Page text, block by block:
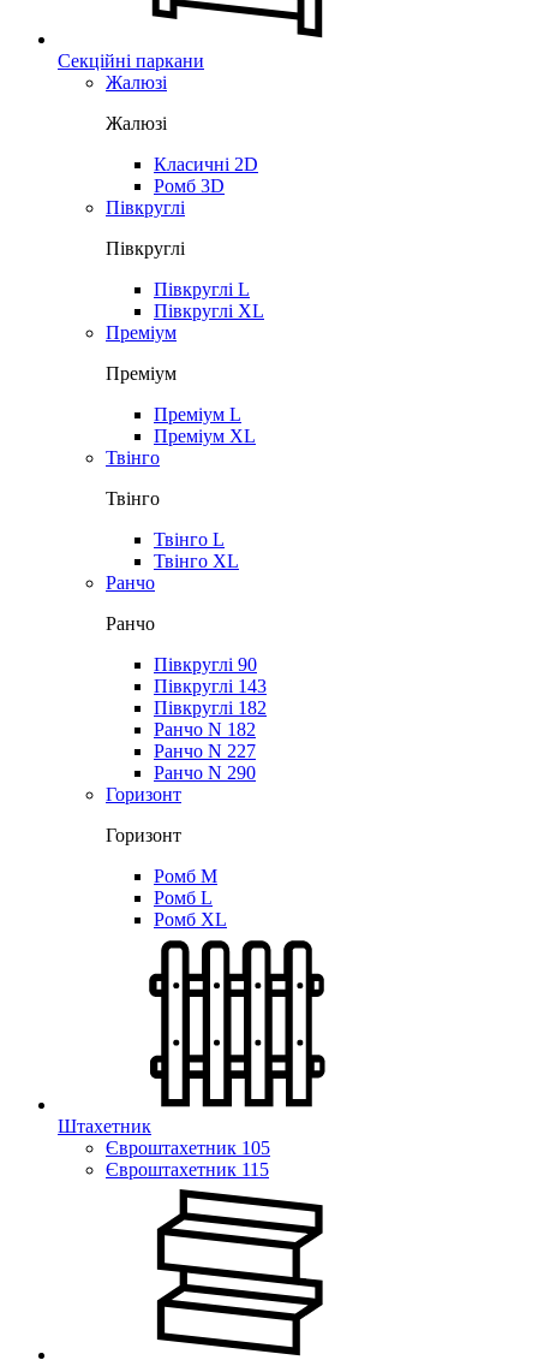
Секційні паркани
Жалюзі
Жалюзі
Класичні 2D
Ромб 3D
Півкруглі
Півкруглі
Півкруглі L
Півкруглі XL
Преміум
Преміум
Преміум L
Преміум XL
Твінго
Твінго
Твінго L
Твінго XL
Ранчо
Ранчо
Півкруглі 90
Півкруглі 143
Півкруглі 182
Ранчо N 182
Ранчо N 227
Ранчо N 290
Горизонт
Горизонт
Ромб M
Ромб L
Ромб XL
Штахетник
Євроштахетник 105
Євроштахетник 115